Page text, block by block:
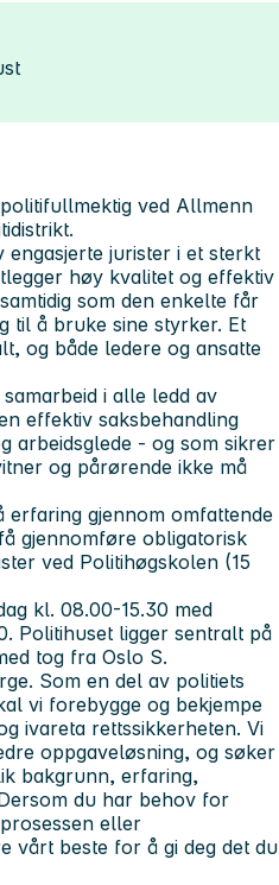
ved Allmenn
jurister i et sterkt
høy kvalitet og effektiv
som den enkelte får
til å bruke sine styrker. Et
og både ledere og ansatte
i alle ledd av
effektiv saksbehandling
arbeidsglede - og som sikrer
og pårørende ikke må
gjennom omfattende
gjennomføre obligatorisk
ved Politihøgskolen (15
kl. 08.00-15.30 med
Politihuset ligger sentralt på
tog fra Oslo S.
Som en del av politiets
vi forebygge og bekjempe
ivareta rettssikkerheten. Vi
oppgaveløsning, og søker
bakgrunn, erfaring,
du har behov for
eller
vårt beste for å gi deg det du